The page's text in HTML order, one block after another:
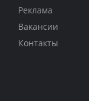
Реклама
Вакансии
Контакты